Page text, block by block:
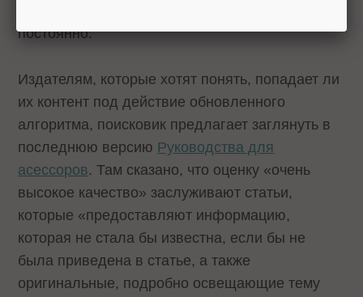
постоянно.
Издателям, которые хотят понять, попадает ли
их контент под действие обновленного
алгоритма, поисковик предлагает заглянуть в
последнюю версию Руководства для
асессоров. Там сказано, что оценку «очень
высокое качество» заслуживают статьи,
которые «предоставляют информацию,
которая не стала бы известна, если бы не
была приведена в статье, а также
оригинальные, подробно освещающие тему